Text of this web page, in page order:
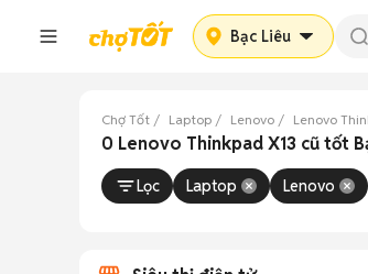
Bạc Liêu
Chợ Tốt Laptop Lenovo Lenovo
0 Lenovo Thinkpad X13 cũ tốt
Lọc Laptop Lenovo